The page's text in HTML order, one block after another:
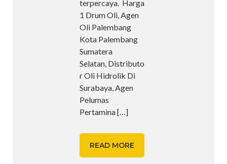
terpercaya. Harga
1 Drum Oli, Agen
Oli Palembang
Kota Palembang
Sumatera
Selatan, Distributo
r Oli Hidrolik Di
Surabaya, Agen
Pelumas
Pertamina[…]
READ MORE